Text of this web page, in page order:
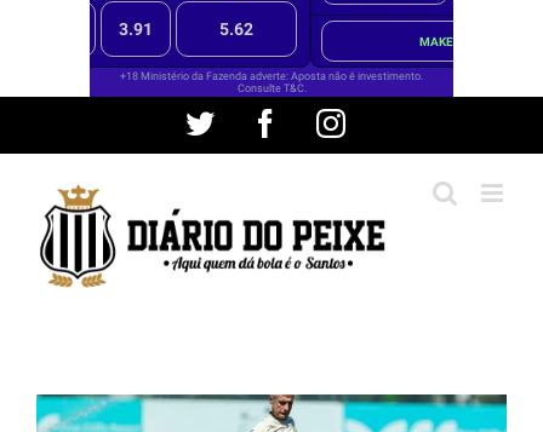
conteúdo
Twitter FacebookInstagram